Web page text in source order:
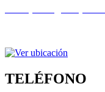
TELÉFONO